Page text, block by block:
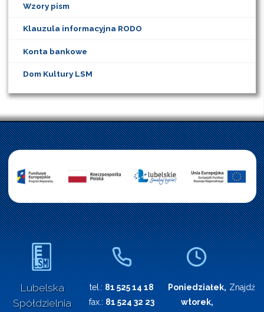
Wzory pism
Klauzula informacyjna RODO
Konta bankowe
Dom Kultury LSM
Lubelska
Spółdzielnia
tel.: 81 525 14 18
fax.: 81 524 32 23
Poniedziałek,
wtorek,
Znajdź